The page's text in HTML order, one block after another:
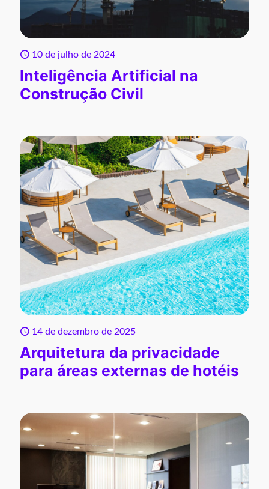
10 de julho de 2024
Inteligência Artificial na
Construção Civil
14 de dezembro de 2025
Arquitetura da privacidade
para áreas externas de hotéis